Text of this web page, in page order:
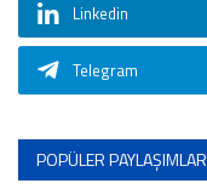
Linkedin
Telegram
POPÜLER PAYLAŞIMLAR